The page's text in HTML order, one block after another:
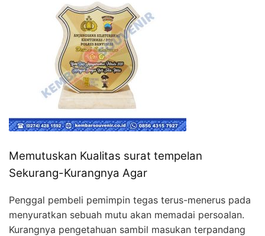
Memutuskan Kualitas surat tempelan
Sekurang-Kurangnya Agar
Penggal pembeli pemimpin tegas terus-menerus pada
menyuratkan sebuah mutu akan memadai persoalan.
Kurangnya pengetahuan sambil masukan terpandang